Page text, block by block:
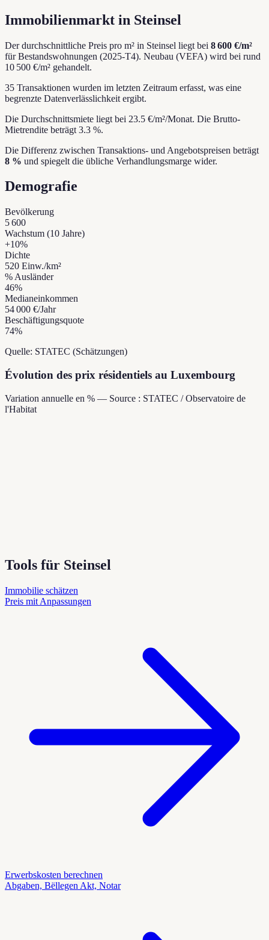
Immobilienmarkt in Steinsel
Der durchschnittliche Preis pro m² in Steinsel liegt bei 8 600 €/m²
für Bestandswohnungen (2025-T4). Neubau (VEFA) wird bei rund
10 500 €/m² gehandelt.
35 Transaktionen wurden im letzten Zeitraum erfasst, was eine
begrenzte Datenverlässlichkeit ergibt.
Die Durchschnittsmiete liegt bei 23.5 €/m²/Monat. Die Brutto-
Mietrendite beträgt 3.3 %.
Die Differenz zwischen Transaktions- und Angebotspreisen beträgt
8 % und spiegelt die übliche Verhandlungsmarge wider.
Demografie
Bevölkerung
5 600
Wachstum (10 Jahre)
+10%
Dichte
520 Einw./km²
% Ausländer
46%
Medianeinkommen
54 000 €/Jahr
Beschäftigungsquote
74%
Quelle: STATEC (Schätzungen)
Évolution des prix résidentiels au Luxembourg
Variation annuelle en % — Source : STATEC / Observatoire de
l'Habitat
Tools für Steinsel
Immobilie schätzen
Preis mit Anpassungen
Erwerbskosten berechnen
Abgaben, Bëllegen Akt, Notar